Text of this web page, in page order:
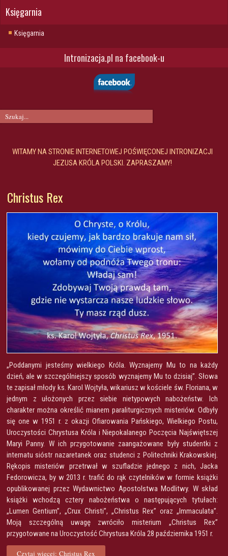
Księgarnia
Księgarnia
Intronizacja.pl na facebook-u
WITAMY NA STRONIE INTERNETOWEJ POŚWIĘCONEJ INTRONIZACJI
JEZUSA KRÓLA POLSKI. ZAPRASZAMY!
Christus Rex
„Poddanymi jesteśmy wielkiego Króla. Wyznajemy Mu to na każdy
dzień, ale w szczególniejszy sposób wyznajemy Mu to dzisiaj”. Słowa
te zapisał młody ks. Karol Wojtyła, wikariusz w kościele św. Floriana, w
jednym z ułożonych przez siebie nietypowych nabożeństw. Ich
charakter można określić mianem paraliturgicznych misteriów. Odbyły
się one w 1951 r. z okazji Ofiarowania Pańskiego, Wielkiego Postu,
Uroczystości Chrystusa Króla i Niepokalanego Poczęcia Najświętszej
Maryi Panny. W ich przygotowanie zaangażowane były studentki z
internatu sióstr nazaretanek oraz studenci z Politechniki Krakowskiej.
Rękopis misteriów przetrwał w szufladzie jednego z nich, Jacka
Fedorowicza, by w 2013 r. trafić do rąk czytelników w formie książki
opublikowanej przez Wydawnictwo Apostolstwa Modlitwy. W skład
książki wchodzą cztery nabożeństwa o następujących tytułach:
„Lumen Gentium”, „Crux Christi”, „Christus Rex” oraz „Immaculata”.
Moją szczególną uwagę zwróciło misterium „Christus Rex”
przygotowane na Uroczystość Chrystusa Króla 28 października 1951 r.
Czytaj więcej: Christus Rex